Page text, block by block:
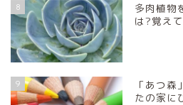
8
多肉植物
は?覚え
9
「あつ
たの家に